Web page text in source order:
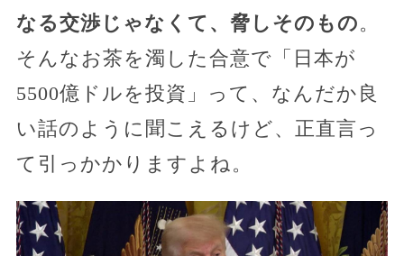
なる交渉じゃなくて、脅しそのもの。
そんなお茶を濁した合意で「日本が
5500億ドルを投資」って、なんだか良
い話のように聞こえるけど、正直言っ
て引っかかりますよね。